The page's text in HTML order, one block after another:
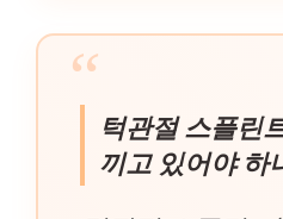
턱관절 스플린
끼고 있어야 하